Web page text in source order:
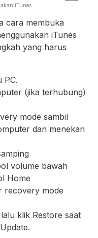
iTunes
cara membuka
iTunes
yang harus
PC.
(jika terhubung)
mode sambil
dan menekan
volume bawah
Home
recovery mode
klik Restore saat